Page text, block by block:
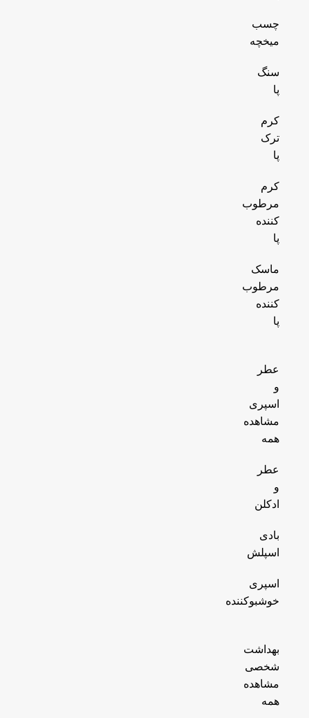
چسب
میخچه
سنگ
پا
کرم
ترک
پا
کرم
مرطوب
کننده
پا
ماسک
مرطوب
کننده
پا
عطر
و
اسپری
مشاهده
همه
عطر
و
ادکلن
بادی
اسپلش
اسپری
خوشبوکننده
بهداشت
شخصی
مشاهده
همه